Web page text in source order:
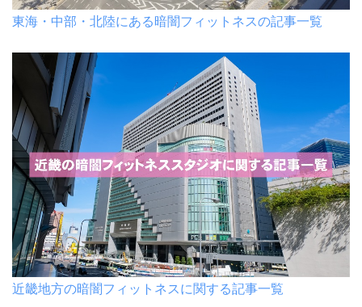
東海・中部・北陸にある暗闇フィットネスの記事一覧
近畿地方の暗闇フィットネスに関する記事一覧